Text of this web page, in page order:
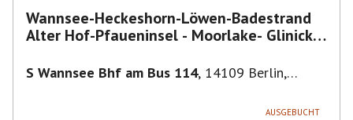
Wannsee-Heckeshorn-Löwen-Badestrand
Alter Hof-Pfaueninsel - Moorlake- Glinicker
S Wannsee Bhf am Bus 114, 14109 Berlin,
AUSGEBUCHT